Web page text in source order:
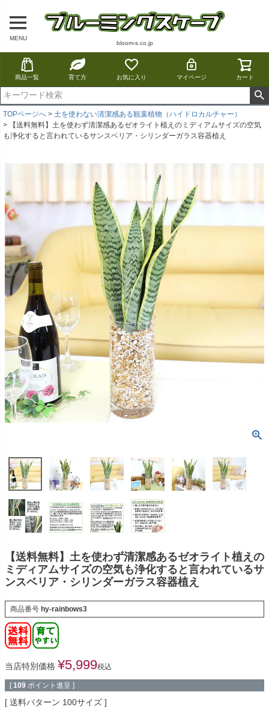
MENU
bloom-s.co.jp
商品一覧 育て方 お気に入り マイページ カート
TOPページへ
土を使わない清潔感ある観葉植物（ハイドロカルチャー）
【送料無料】土を使わず清潔感あるゼオライト植えのミディアムサイズの空気
も浄化すると言われているサンスベリア・シリンダーガラス容器植え
【送料無料】土を使わず清潔感あるゼオライト植えの
ミディアムサイズの空気も浄化すると言われているサ
ンスベリア・シリンダーガラス容器植え
商品番号 hy-rainbows3
当店特別価格 ¥5,999税込
[ 109 ポイント進呈 ]
送料パターン 100サイズ